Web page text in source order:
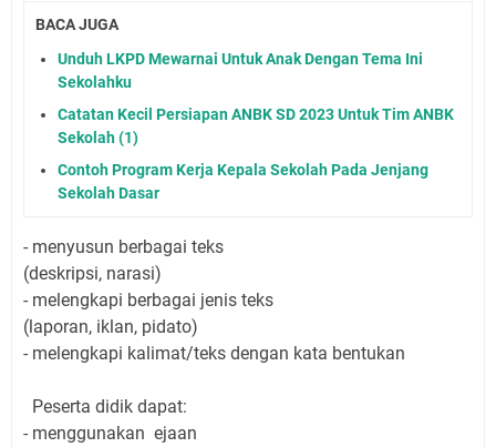
BACA JUGA
Unduh LKPD Mewarnai Untuk Anak Dengan Tema Ini
Sekolahku
Catatan Kecil Persiapan ANBK SD 2023 Untuk Tim ANBK
Sekolah (1)
Contoh Program Kerja Kepala Sekolah Pada Jenjang
Sekolah Dasar
- menyusun berbagai teks
(deskripsi, narasi)
- melengkapi berbagai jenis teks
(laporan, iklan, pidato)
- melengkapi kalimat/teks dengan kata bentukan
Peserta didik dapat:
- menggunakan ejaan